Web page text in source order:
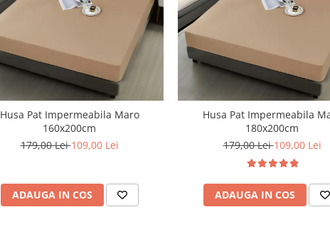
Husa Pat Impermeabila Maro
160x200cm
179,00 Lei109,00 Lei
ADAUGA IN COS
Husa Pat Impermeabila
180x200cm
179,00 Lei109,00 Lei
ADAUGA IN COS